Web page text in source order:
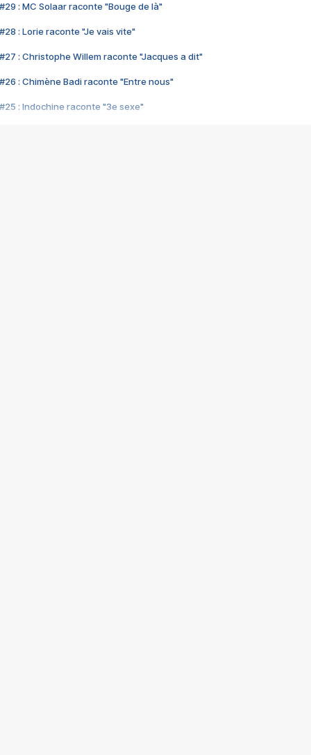
#29 : MC Solaar raconte "Bouge de là"
#28 : Lorie raconte "Je vais vite"
#27 : Christophe Willem raconte "Jacques a dit"
#26 : Chimène Badi raconte "Entre nous"
#25 : Indochine raconte "3e sexe"